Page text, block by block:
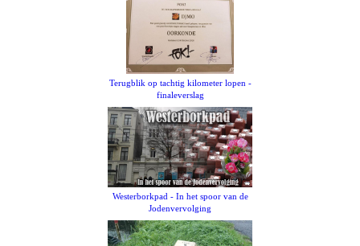
Terugblik op tachtig kilometer lopen -
finaleverslag
Westerborkpad - In het spoor van de
Jodenvervolging